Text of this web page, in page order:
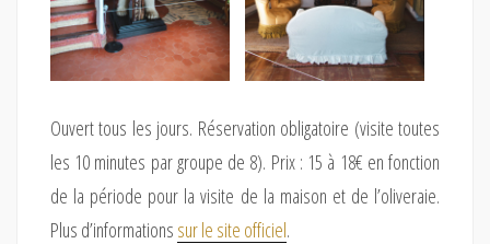
Ouvert tous les jours. Réservation obligatoire (visite toutes
les 10 minutes par groupe de 8). Prix : 15 à 18€ en fonction
de la période pour la visite de la maison et de l’oliveraie.
Plus d’informations sur le site officiel.